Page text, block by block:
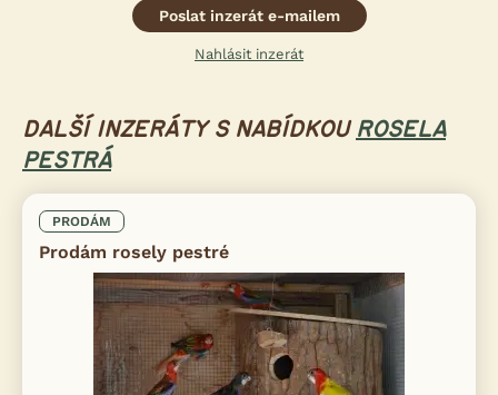
Poslat inzerát e-mailem
Nahlásit inzerát
DALŠÍ INZERÁTY S NABÍDKOU ROSELA
PESTRÁ
PRODÁM
Prodám rosely pestré